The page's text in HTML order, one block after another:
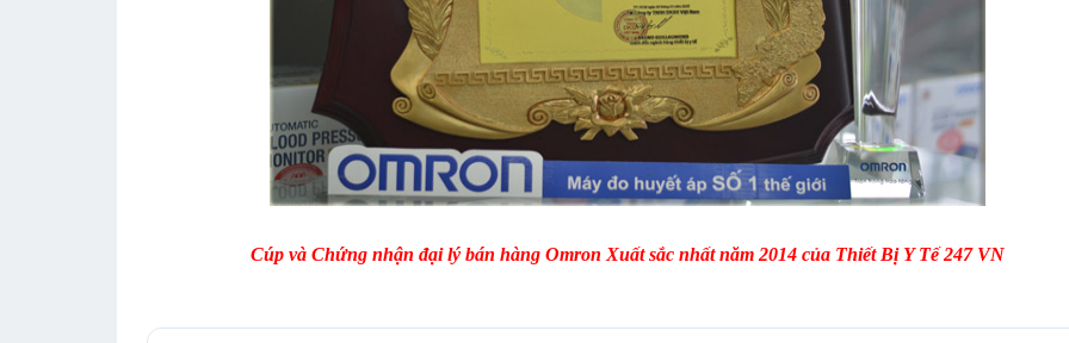
Cúp và Chứng nhận đại lý bán hàng Omron Xuất sắc nhất năm 2014 của Thiết Bị Y Tế 247 VN